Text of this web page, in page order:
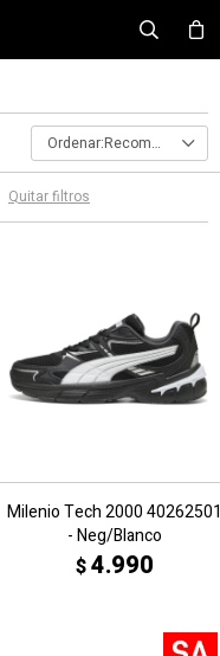
Recomendados
Quitar filtros
Milenio Tech 2000
- Neg/Blanco
$4.990